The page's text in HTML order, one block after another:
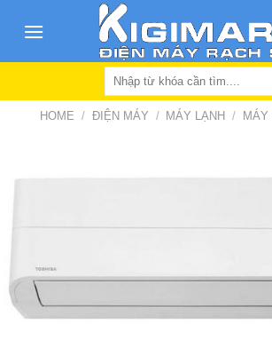
Search
HOME / ĐIỆN MÁY / MÁY LẠNH / MÁY